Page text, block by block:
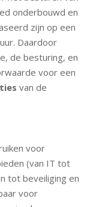
onderbouwd en
zijn op een
Daardoor
de besturing, en
voor een
van de
voor
(van IT tot
tot beveiliging en
voor